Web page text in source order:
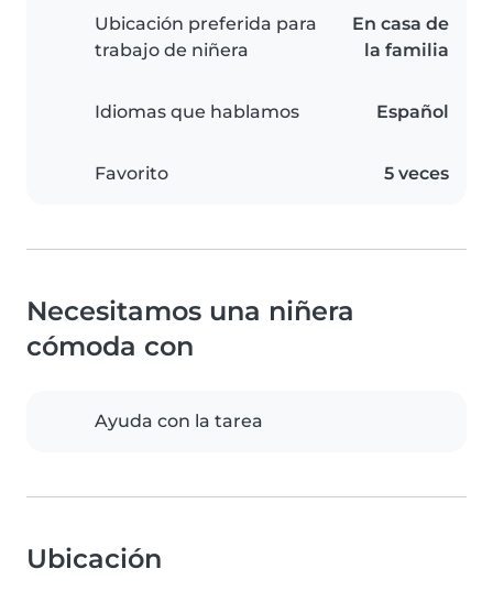
Ubicación preferida para
trabajo de niñera
En casa de
la familia
Idiomas que hablamos Español
Favorito 5 veces
Necesitamos una niñera
cómoda con
Ayuda con la tarea
Ubicación